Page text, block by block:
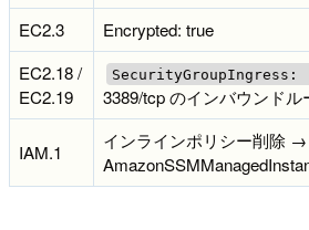
EC2.3
Encrypted: true
EC2.18 /
EC2.19
SecurityGroupIngress:
3389/tcp のインバウンドル
IAM.1
インラインポリシー削除 →